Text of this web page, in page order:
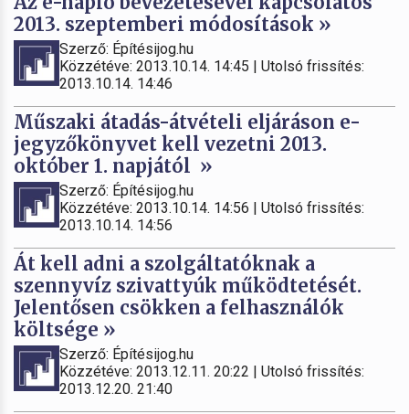
2013. szeptemberi módosítások »
Szerző: Építésijog.hu
Közzétéve: 2013.10.14. 14:45 | Utolsó frissítés:
2013.10.14. 14:46
Műszaki átadás-átvételi eljáráson e-
jegyzőkönyvet kell vezetni 2013.
október 1. napjától »
Szerző: Építésijog.hu
Közzétéve: 2013.10.14. 14:56 | Utolsó frissítés:
2013.10.14. 14:56
Át kell adni a szolgáltatóknak a
szennyvíz szivattyúk működtetését.
Jelentősen csökken a felhasználók
költsége »
Szerző: Építésijog.hu
Közzétéve: 2013.12.11. 20:22 | Utolsó frissítés:
2013.12.20. 21:40